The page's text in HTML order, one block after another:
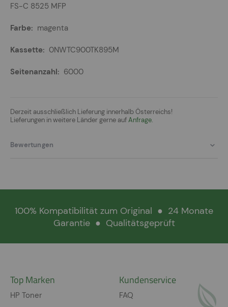
FS-C 8525 MFP
magenta
0NWTC900TK895M
6000
Derzeit ausschließlich Lieferung innerhalb Österreichs!
Lieferungen in weitere Länder gerne aufAnfrage.
Bewertungen
100% Kompatibilität zum Original ● 24 Monate
Garantie ● Qualitätsgeprüft
Top Marken
HP Toner
Kundenservice
FAQ